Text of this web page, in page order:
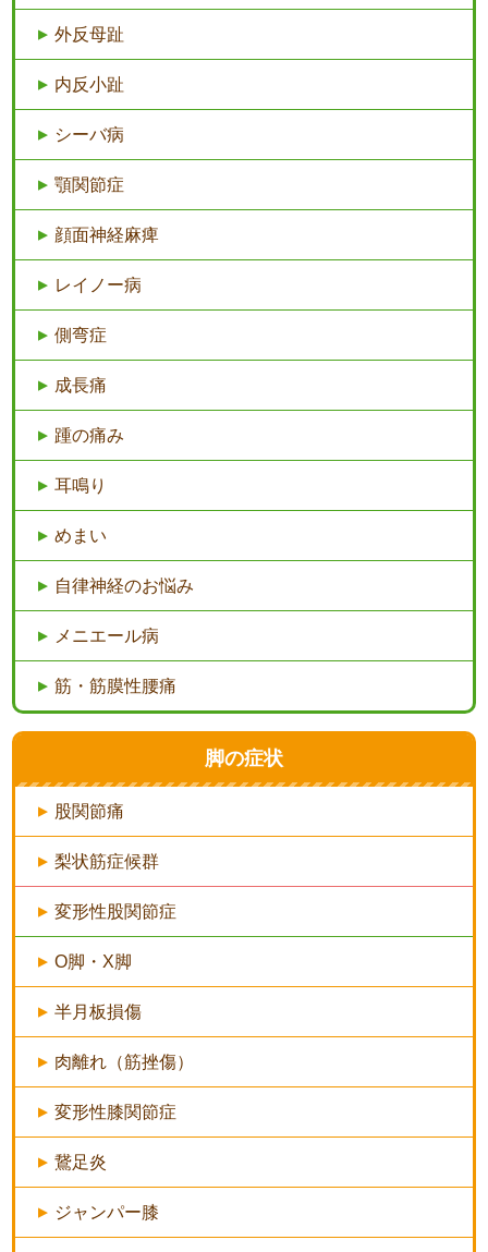
外反母趾
内反小趾
シーバ病
顎関節症
顔面神経麻痺
レイノー病
側弯症
成長痛
踵の痛み
耳鳴り
めまい
自律神経のお悩み
メニエール病
筋・筋膜性腰痛
脚の症状
股関節痛
梨状筋症候群
変形性股関節症
O脚・X脚
半月板損傷
肉離れ（筋挫傷）
変形性膝関節症
鵞足炎
ジャンパー膝